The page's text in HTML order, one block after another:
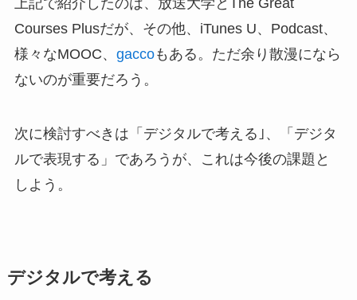
Courses Plusだが、その他、iTunes U、Podcast、
様々なMOOC、 gaccoもある。ただ余り散漫になら
ないのが重要だろう。
次に検討すべきは「デジタルで考える｣、「デジタ
ルで表現する」であろうが、これは今後の課題と
しよう。
デジタルで考える